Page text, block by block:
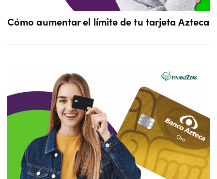
Cómo aumentar el límite de tu tarjeta Azteca